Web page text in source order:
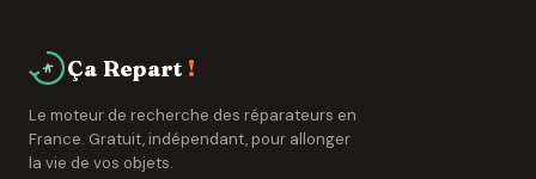
Ça Repart !
Le moteur de recherche des réparateurs en
France. Gratuit, indépendant, pour allonger
la vie de vos objets.